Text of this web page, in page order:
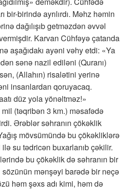
bir-birində ayrılırdı. Məhz həmin
dağılışıb getməzdən əvvəl
Karvan Cühfəyə çatanda
aşağıdakı ayəni vəhy etdi: «Ya
sənə nazil ediləni (Quranı)
(Allahın) risalətini yerinə
insanlardan qoruyacaq.
düz yola yönəltməz!»
(təqribən 3 km.) məsafədə
Ərəblər səhranın çökəklik
mövsümündə bu çökəkliklərə
ilə su tədricən buxarlanıb çəkilir.
bu çökəklik də səhranın bir
mənşəyi barədə bir neçə
həm şəxs adı kimi, həm də